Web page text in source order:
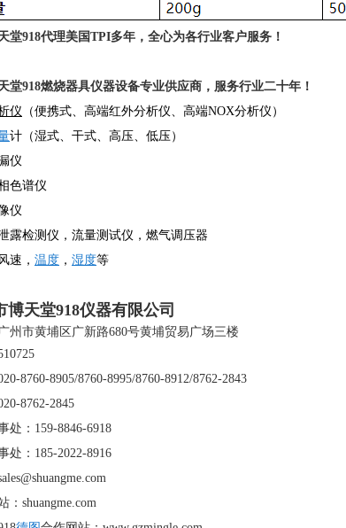
堂918代理美国TPI多年，全心为各行业客户服务！
堂918燃烧器具仪器设备专业供应商，服务行业二十年！
仪 （便携式、高端红外分析仪、高端NOX分析仪）
计（湿式、干式、高压、低压）
仪
色谱仪
仪
露检测仪，流量测试仪，燃气调压器
速， 温度 ， 湿度等
博天堂918仪器有限公司
州市黄埔区广新路680号黄埔贸易广场三楼
8760-8905/8760-8995/8760-8912/8762-2843
8762-2845
处：159-8846-6918
处：185-2022-8916
：shuangme.com